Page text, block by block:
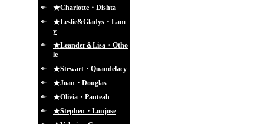
★Charlotte・Dishta
★Leslie&Gladys・Lam
y
★Leander＆Lisa・Otho
le
★Stewart・Quandelacy
★Joan・Douglas
★Olivia・Panteah
★Stephen・Lonjose